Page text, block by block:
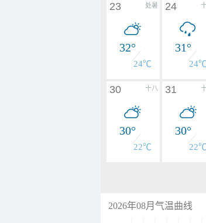
处暑
23
32°
24℃
24
31°
24℃
十八
30
30°
22℃
31
30°
22℃
2026年08月气温曲线